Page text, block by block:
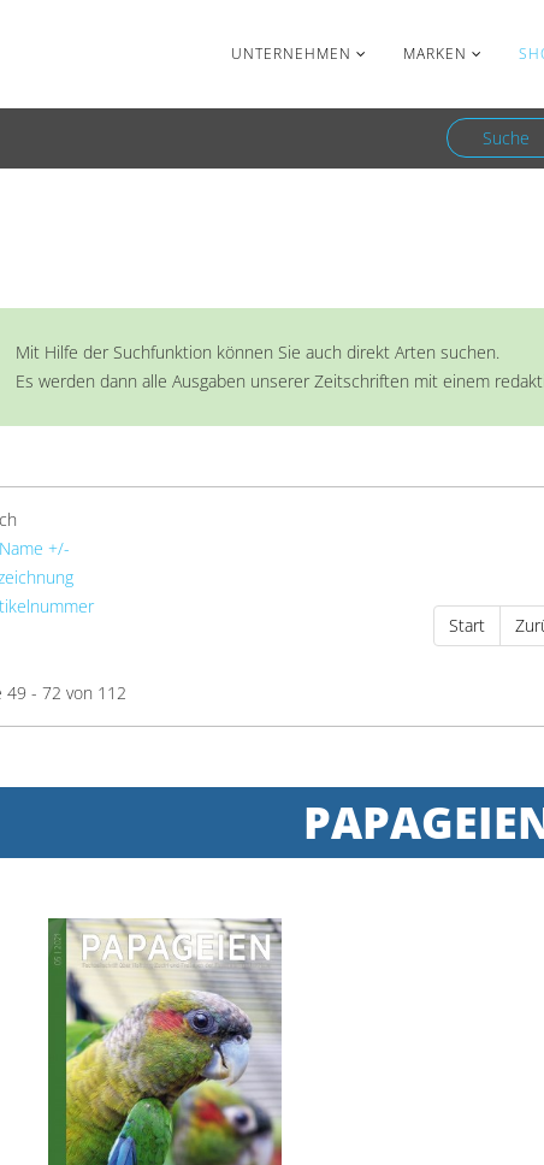
UNTERNEHMEN MARKEN
Suche
Mit Hilfe der Suchfunktion können Sie auch direkt Arten suchen.
Es werden dann alle Ausgaben unserer Zeitschriften mit einem
+/-
Start
49 - 72 von 112